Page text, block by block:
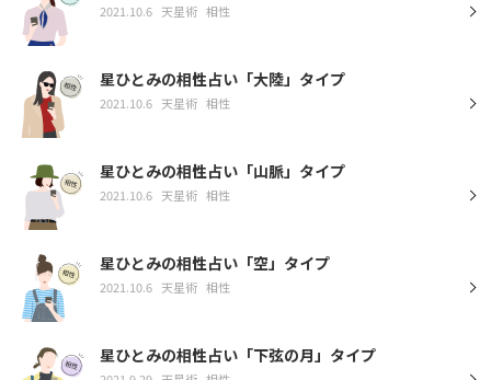
2021.10.6 天星術 相性
星ひとみの相性占い「大陸」タイプ
2021.10.6 天星術 相性
星ひとみの相性占い「山脈」タイプ
2021.10.6 天星術 相性
星ひとみの相性占い「空」タイプ
2021.10.6 天星術 相性
星ひとみの相性占い「下弦の月」タイプ